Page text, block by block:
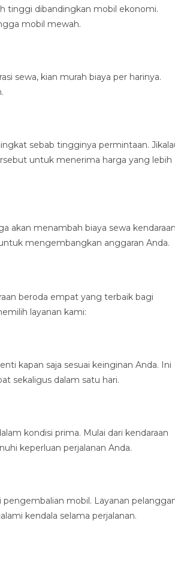
tinggi dibandingkan mobil ekonomi.
mobil mewah.
sewa, kian murah biaya per harinya.
sebab tingginya permintaan.
untuk menerima harga yang lebih
akan menambah biaya sewa kendaraan
mengembangkan anggaran Anda.
beroda empat yang terbaik bagi
layanan kami:
kapan saja sesuai keinginan Anda. Ini
sekaligus dalam satu hari.
kondisi prima. Mulai dari kendaraan
keperluan perjalanan Anda.
mobil. Layanan
kendala selama perjalanan.